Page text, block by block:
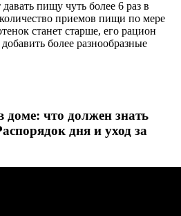
пищу чуть более 6 раз в
приемов пищи по мере
станет старше, его рацион
более разнообразные
доме: что должен знать
дня и уход за